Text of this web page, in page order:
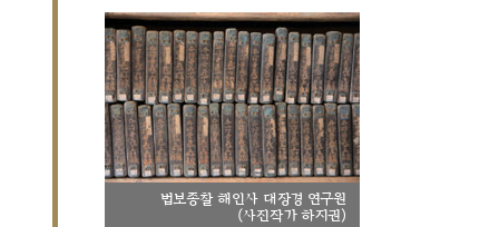
법보종찰 해인사 대장경 연구원
(사진작가 하지권)